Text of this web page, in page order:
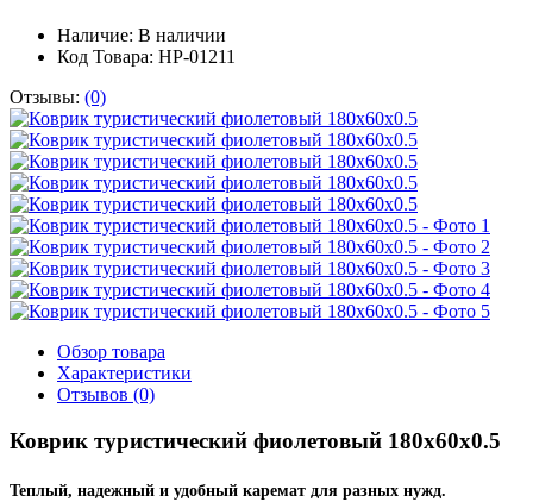
Наличие: В наличии
Код Товара: HP-01211
Отзывы: (0)
Обзор товара
Характеристики
Отзывов (0)
Коврик туристический фиолетовый 180х60х0.5
Теплый, надежный и удобный каремат для разных нужд.